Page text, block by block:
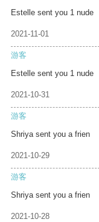
Estelle sent you 1 nude
2021-11-01
游客
Estelle sent you 1 nude
2021-10-31
游客
Shriya sent you a frien
2021-10-29
游客
Shriya sent you a frien
2021-10-28